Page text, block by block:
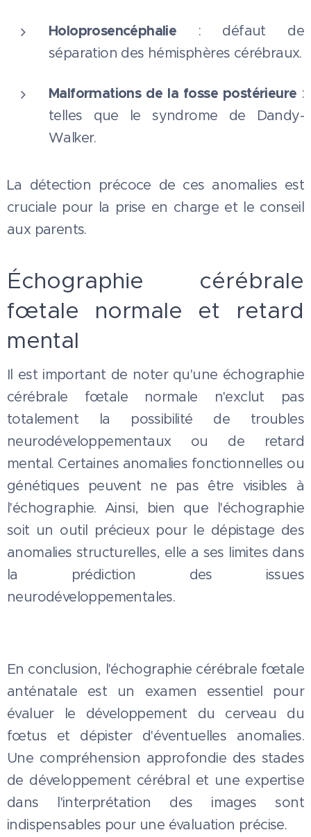
Holoprosencéphalie : défaut de
séparation des hémisphères cérébraux.
Malformations de la fosse postérieure :
telles que le syndrome de Dandy-
Walker.
La détection précoce de ces anomalies est
cruciale pour la prise en charge et le conseil
aux parents.
Échographie cérébrale
fœtale normale et retard
mental
Il est important de noter qu'une échographie
cérébrale fœtale normale n'exclut pas
totalement la possibilité de troubles
neurodéveloppementaux ou de retard
mental. Certaines anomalies fonctionnelles ou
génétiques peuvent ne pas être visibles à
l'échographie. Ainsi, bien que l'échographie
soit un outil précieux pour le dépistage des
anomalies structurelles, elle a ses limites dans
la prédiction des issues
neurodéveloppementales.
En conclusion, l'échographie cérébrale fœtale
anténatale est un examen essentiel pour
évaluer le développement du cerveau du
fœtus et dépister d'éventuelles anomalies.
Une compréhension approfondie des stades
de développement cérébral et une expertise
dans l'interprétation des images sont
indispensables pour une évaluation précise.